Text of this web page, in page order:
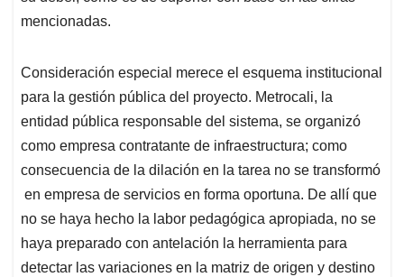
mencionadas.
Consideración especial merece el esquema institucional
para la gestión pública del proyecto. Metrocali, la
entidad pública responsable del sistema, se organizó
como empresa contratante de infraestructura; como
consecuencia de la dilación en la tarea no se transformó
en empresa de servicios en forma oportuna. De allí que
no se haya hecho la labor pedagógica apropiada, no se
haya preparado con antelación la herramienta para
detectar las variaciones en la matriz de origen y destino